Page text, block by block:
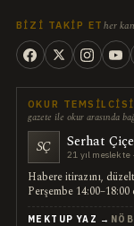
BIZI TAKIP ET her
OKUR TEMSILCISI
gazete ile okur arasında
SÇ Serhat
21 yıl meslekte
Habere itirazını,
Perşembe
MEKTUP YAZ →